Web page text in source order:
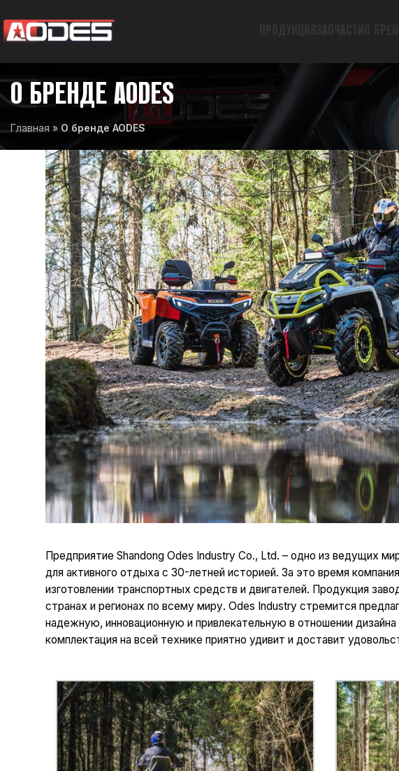
О БРЕНДЕ AODES
Главная » О бренде AODES
Предприятие Shandong Odes Industry Co., Ltd. – одно из ведущих
для активного отдыха с 30-летней историей. За это время
изготовлении транспортных средств и двигателей. Продукция
странах и регионах по всему миру. Odes Industry стремится
надежную, инновационную и привлекательную в отношении дизайна
комплектация на всей технике приятно удивит и доставит